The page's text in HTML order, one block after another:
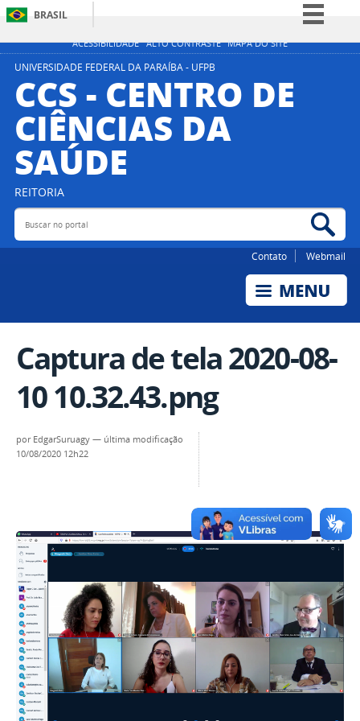
ACESSIBILIDADE ALTO CONTRASTE MAPA DO SITE
BRASIL
Simplifique!
Participe
Acesso à informação
Legislação
UNIVERSIDADE FEDERAL DA PARAÍBA - UFPB
CCS - CENTRO DE
CIÊNCIAS DA
SAÚDE
REITORIA
Buscar no portal
Contato Webmail
Captura de tela 2020-08-
10 10.32.43.png
por EdgarSuruagy — última modificação
10/08/2020 12h22